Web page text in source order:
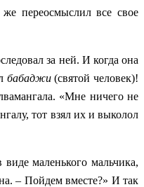
переосмыслил все свое
за ней. И когда она
бабаджи(святой человек)!
«Мне ничего не
тот взял их и выколол
маленького мальчика,
– Пойдем вместе?» И так